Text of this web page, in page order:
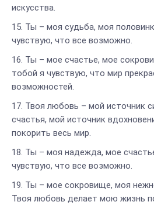
искусства.
Ты – моя судьба, моя
чувствую, что все возможно.
Ты – мое счастье, мое
тобой я чувствую, что мир
возможностей.
Твоя любовь – мой источник
счастья, мой источник
покорить весь мир.
Ты – моя надежда, мое
чувствую, что все возможно.
Ты – мое сокровище, моя
Твоя любовь делает мою жизнь